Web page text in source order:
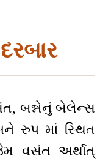
બન્નેનું બેલેન્સ
રુપ માં સ્થિત
વસંત અર્થાત્